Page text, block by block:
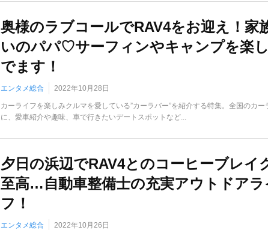
奥様のラブコールでRAV4をお迎え！家
いのパパ♡サーフィンやキャンプを楽
でます！
エンタメ総合 2022年10月28日
カーライフを楽しみクルマを愛している”カーラバー”を紹介する特集。全国のカー
に、愛車紹介や趣味、車で行きたいデートスポットなど...
夕日の浜辺でRAV4とのコーヒーブレイ
至高…自動車整備士の充実アウトドアラ
フ！
エンタメ総合 2022年10月26日